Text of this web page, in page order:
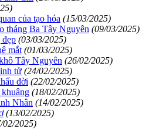
của tạo hóa (15/03/2025)
tháng Ba Tây Nguyên (09/03/2025)
(03/03/2025)
mắt (01/03/2025)
Tây Nguyên (26/02/2025)
tử (24/02/2025)
đời (22/02/2025)
(18/02/2025)
Nhân (14/02/2025)
(13/02/2025)
02/2025)